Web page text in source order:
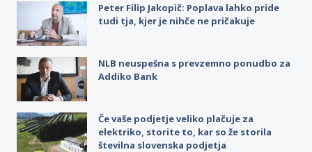
Peter Filip Jakopič: Poplava lahko pride
tudi tja, kjer je nihče ne pričakuje
NLB neuspešna s prevzemno ponudbo za
Addiko Bank
Če vaše podjetje veliko plačuje za
elektriko, storite to, kar so že storila
številna slovenska podjetja